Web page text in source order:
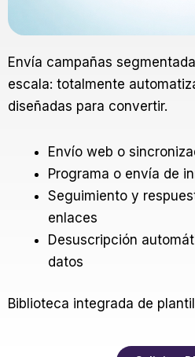
Envía campañas
escala: totalmente
diseñadas para convertir.
Envío web o
Programa o envía de
Seguimiento y
enlaces
Desuscripción
datos
Biblioteca integrada de